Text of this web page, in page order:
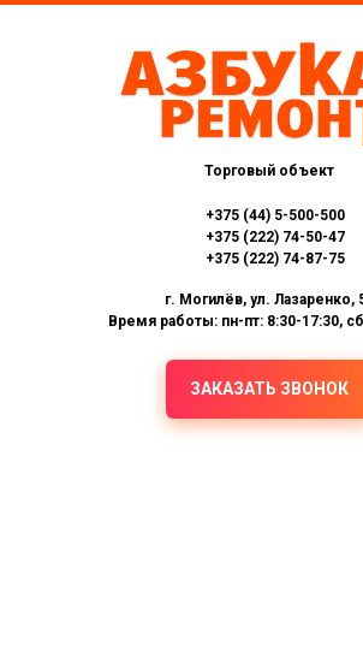
Торговый объект
+375 (44) 5-500-500
+375 (222) 74-50-47
+375 (222) 74-87-75
г. Могилёв, ул. Лазаренко,
Время работы: пн-пт: 8:30-17:30,
ЗАКАЗАТЬ ЗВОНОК